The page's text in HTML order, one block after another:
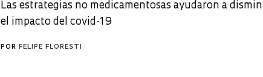
Las estrategias no medicamentosas ayudaron a
el impacto del covid-19
POR FELIPE FLORESTI